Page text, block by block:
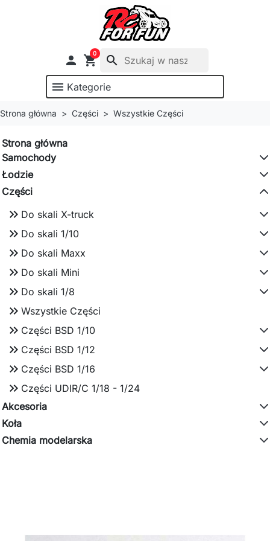
 shopping_cart
0
search
menu Kategorie
Strona główna Części Wszystkie Części
Strona główna
Samochody
Łodzie
Części
keyboard_double_arrow_right Do skali X-truck
keyboard_double_arrow_right Do skali 1/10
keyboard_double_arrow_right Do skali Maxx
keyboard_double_arrow_right Do skali Mini
keyboard_double_arrow_right Do skali 1/8
keyboard_double_arrow_right Wszystkie Części
keyboard_double_arrow_right Części BSD 1/10
keyboard_double_arrow_right Części BSD 1/12
keyboard_double_arrow_right Części BSD 1/16
keyboard_double_arrow_right Części UDIR/C 1/18 - 1/24
Akcesoria
Koła
Chemia modelarska